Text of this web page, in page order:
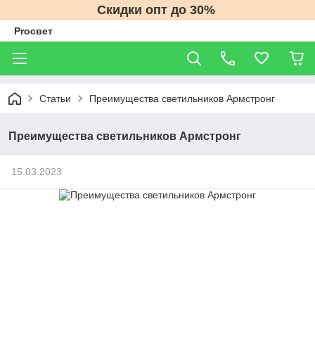
Скидки опт до 30%
Proсвет
Статьи Преимущества светильников Армстронг
Преимущества светильников Армстронг
15.03.2023